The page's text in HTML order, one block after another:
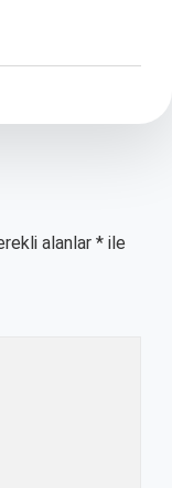
alanlar * ile